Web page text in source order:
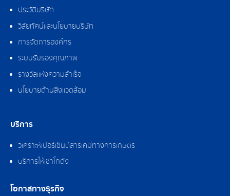
ประวัติบริษัท
วิสัยทัศน์และนโยบายบริษัท
การจัดการองค์กร
ระบบรับรองคุณภาพ
รางวัลแห่งความสำเร็จ
นโยบายด้านสิ่งแวดล้อม
บริการ
วิเคราะห์เปอร์เซ็นต์สารเคมีทางการเกษตร
บริการให้เช่าโกดัง
โอกาสทางธุรกิจ